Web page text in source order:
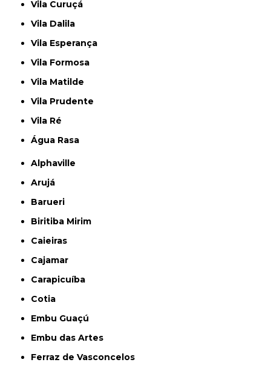
Vila Curuçá
Vila Dalila
Vila Esperança
Vila Formosa
Vila Matilde
Vila Prudente
Vila Ré
Água Rasa
Alphaville
Arujá
Barueri
Biritiba Mirim
Caieiras
Cajamar
Carapicuíba
Cotia
Embu Guaçú
Embu das Artes
Ferraz de Vasconcelos